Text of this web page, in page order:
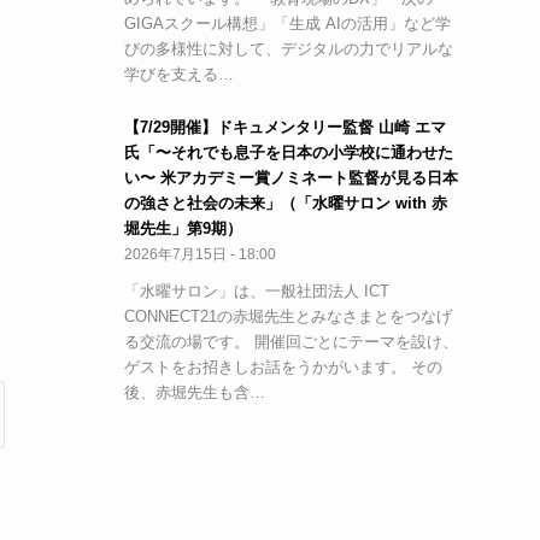
GIGAスクール構想」「生成 AIの活用」など学
びの多様性に対して、デジタルの力でリアルな
学びを支える…
【7/29開催】ドキュメンタリー監督 山崎 エマ
氏「〜それでも息子を日本の小学校に通わせた
い〜 米アカデミー賞ノミネート監督が見る日本
の強さと社会の未来」（「水曜サロン with 赤
堀先生」第9期）
2026年7月15日 - 18:00
「水曜サロン」は、一般社団法人 ICT
CONNECT21の赤堀先生とみなさまとをつなげ
る交流の場です。 開催回ごとにテーマを設け、
ゲストをお招きしお話をうかがいます。 その
後、赤堀先生も含…